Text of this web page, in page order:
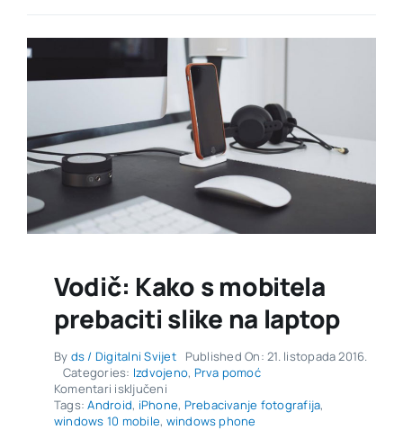
Vodič: Kako s mobitela
prebaciti slike na laptop
By ds / Digitalni Svijet
Published On: 21. listopada 2016.
Categories: Izdvojeno, Prva pomoć
Komentari isključeniza
Vodič:
Kako
Tags:Android, iPhone, Prebacivanje fotografija,
windows 10 mobile, windows phone